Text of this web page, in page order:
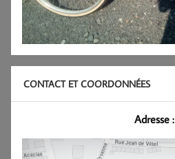
CONTACT ET COORDONNÉES
Adresse :